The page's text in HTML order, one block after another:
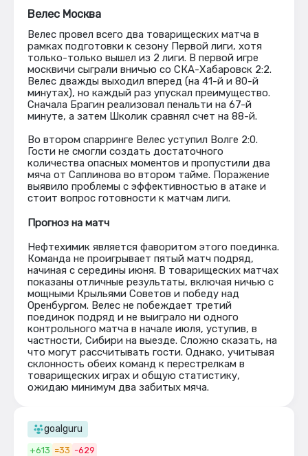
Велес Москва
Велес провел всего два товарищеских матча в
рамках подготовки к сезону Первой лиги, хотя
только-только вышел из 2 лиги. В первой игре
москвичи сыграли вничью со СКА-Хабаровск 2:2.
Велес дважды выходил вперед (на 41-й и 80-й
минутах), но каждый раз упускал преимущество.
Сначала Брагин реализовал пенальти на 67-й
минуте, а затем Школик сравнял счет на 88-й.
Во втором спарринге Велес уступил Волге 2:0.
Гости не смогли создать достаточного
количества опасных моментов и пропустили два
мяча от Саплинова во втором тайме. Поражение
выявило проблемы с эффективностью в атаке и
стоит вопpос готовности к матчам лиги.
Прогноз на матч
Нефтехимик является фаворитом этого поединка.
Команда не проигрывает пятый матч подряд,
начиная с середины июня. В товарищеских матчах
показаны отличные результаты, включая ничью с
мощными Крыльями Советов и победу над
Оренбургом. Велес не побеждает третий
поединок подряд и не выиграло ни одного
контрольного матча в начале июля, уступив, в
частности, Сибири на выезде. Сложно сказать, на
что могут рассчитывать гости. Однако, учитывая
склонность обеих команд к перестрелкам в
товарищеских играх и общую статистику,
ожидаю минимум два забитых мяча.
goalguru
+613 =33 -629